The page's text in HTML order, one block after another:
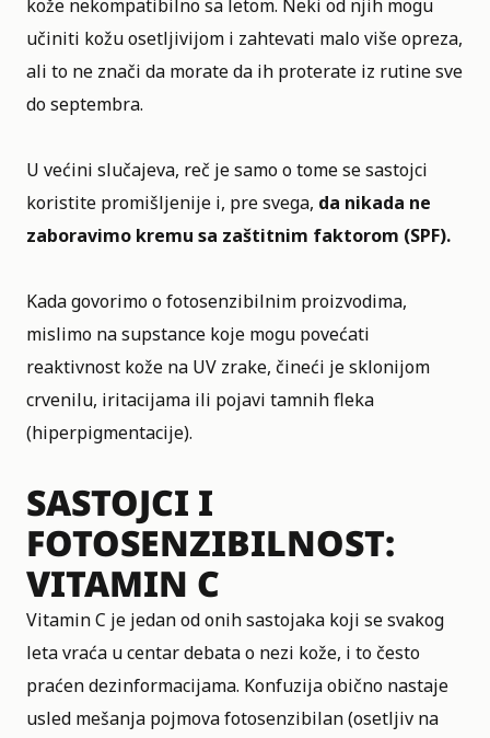
kože nekompatibilno sa letom. Neki od njih mogu
učiniti kožu osetljivijom i zahtevati malo više opreza,
ali to ne znači da morate da ih proterate iz rutine sve
do septembra.
U većini slučajeva, reč je samo o tome se sastojci
koristite promišljenije i, pre svega, da nikada ne
zaboravimo kremu sa zaštitnim faktorom (SPF).
Kada govorimo o fotosenzibilnim proizvodima,
mislimo na supstance koje mogu povećati
reaktivnost kože na UV zrake, čineći je sklonijom
crvenilu, iritacijama ili pojavi tamnih fleka
(hiperpigmentacije).
SASTOJCI I
FOTOSENZIBILNOST:
VITAMIN C
Vitamin C je jedan od onih sastojaka koji se svakog
leta vraća u centar debata o nezi kože, i to često
praćen dezinformacijama. Konfuzija obično nastaje
usled mešanja pojmova fotosenzibilan (osetljiv na